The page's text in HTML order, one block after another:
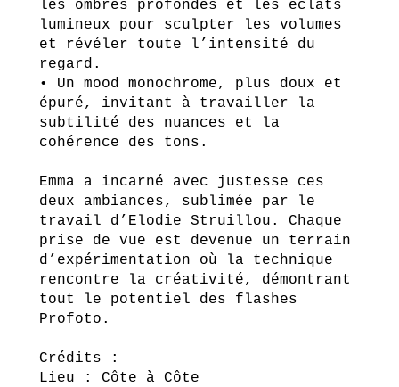
les ombres profondes et les éclats
lumineux pour sculpter les volumes
et révéler toute l’intensité du
regard.
• Un mood monochrome, plus doux et
épuré, invitant à travailler la
subtilité des nuances et la
cohérence des tons.
Emma a incarné avec justesse ces
deux ambiances, sublimée par le
travail d’Elodie Struillou. Chaque
prise de vue est devenue un terrain
d’expérimentation où la technique
rencontre la créativité, démontrant
tout le potentiel des flashes
Profoto.
Crédits :
Lieu : Côte à Côte